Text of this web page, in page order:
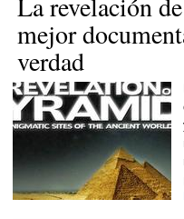
mejor
verdad